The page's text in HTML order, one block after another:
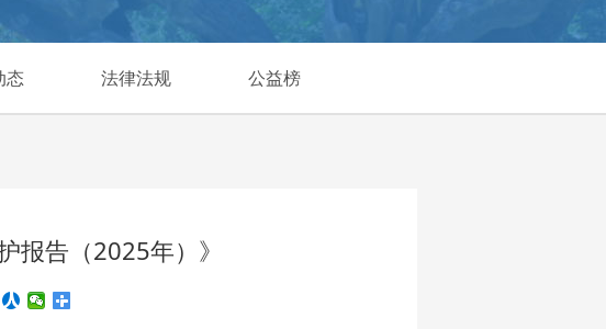
态 法律法规 公益榜
报告（2025年）》